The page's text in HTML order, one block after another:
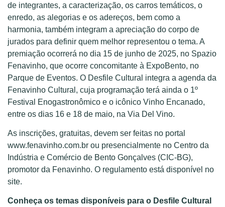
de integrantes, a caracterização, os carros temáticos, o
enredo, as alegorias e os adereços, bem como a
harmonia, também integram a apreciação do corpo de
jurados para definir quem melhor representou o tema. A
premiação ocorrerá no dia 15 de junho de 2025, no Spazio
Fenavinho, que ocorre concomitante à ExpoBento, no
Parque de Eventos. O Desfile Cultural integra a agenda da
Fenavinho Cultural, cuja programação terá ainda o 1º
Festival Enogastronômico e o icônico Vinho Encanado,
entre os dias 16 e 18 de maio, na Via Del Vino.
As inscrições, gratuitas, devem ser feitas no portal
www.fenavinho.com.br ou presencialmente no Centro da
Indústria e Comércio de Bento Gonçalves (CIC-BG),
promotor da Fenavinho. O regulamento está disponível no
site.
Conheça os temas disponíveis para o Desfile Cultural